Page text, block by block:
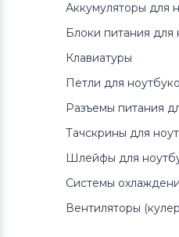
Dell
Разъемы
Разъемы
Разъемы
Viewsonic
Аккумуляторы для
Блоки питания для
Клавиатуры
Петли для
Разъемы питания
Тачскрины для
Шлейфы для
Системы
Вентиляторы